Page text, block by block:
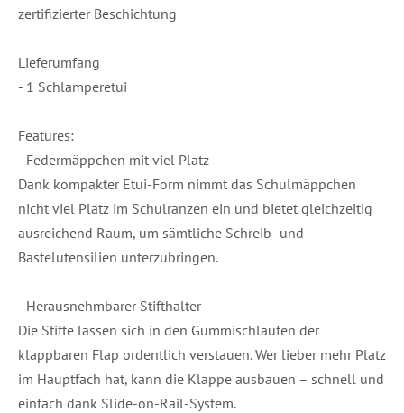
zertifizierter Beschichtung
Lieferumfang
- 1 Schlamperetui
Features:
- Federmäppchen mit viel Platz
Dank kompakter Etui-Form nimmt das Schulmäppchen
nicht viel Platz im Schulranzen ein und bietet gleichzeitig
ausreichend Raum, um sämtliche Schreib- und
Bastelutensilien unterzubringen.
- Herausnehmbarer Stifthalter
Die Stifte lassen sich in den Gummischlaufen der
klappbaren Flap ordentlich verstauen. Wer lieber mehr Platz
im Hauptfach hat, kann die Klappe ausbauen – schnell und
einfach dank Slide-on-Rail-System.